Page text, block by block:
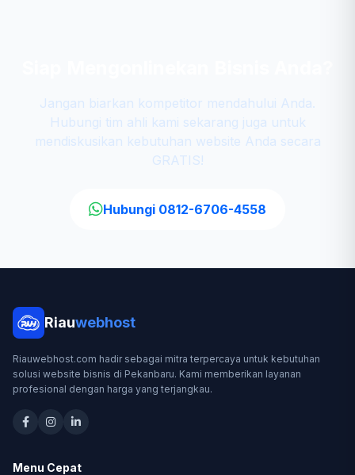
Jangan biarkan kompetitor mendahului Anda.
Hubungi tim ahli kami sekarang juga untuk
mendiskusikan kebutuhan website Anda secara
GRATIS!
Hubungi 0812-6706-4558
Riauwebhost
Riauwebhost.com hadir sebagai mitra terpercaya untuk kebutuhan
solusi website bisnis di Pekanbaru. Kami memberikan layanan
profesional dengan harga yang terjangkau.
Menu Cepat